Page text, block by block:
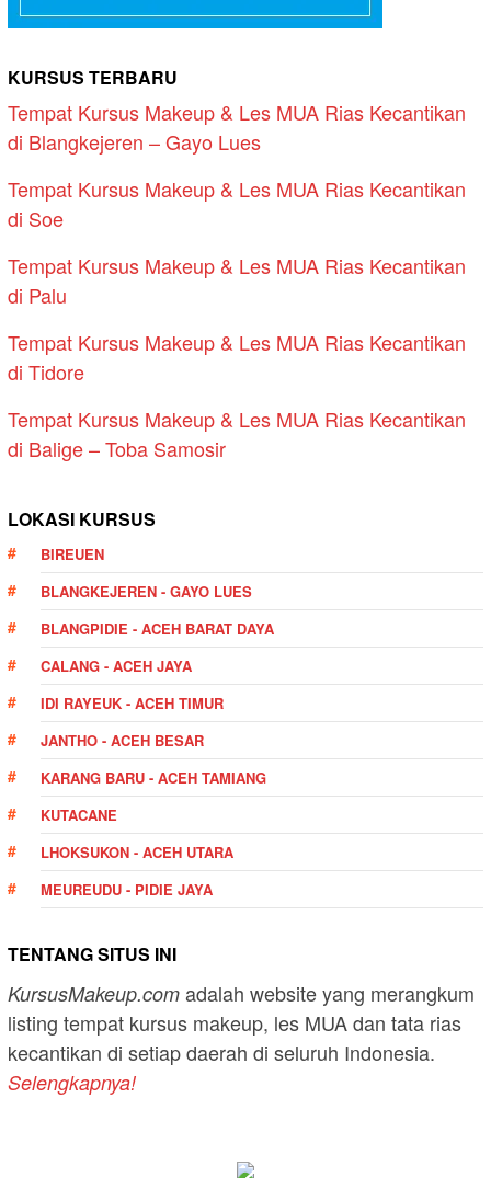
KURSUS TERBARU
Tempat Kursus Makeup & Les MUA Rias Kecantikan
di Blangkejeren – Gayo Lues
Tempat Kursus Makeup & Les MUA Rias Kecantikan
di Soe
Tempat Kursus Makeup & Les MUA Rias Kecantikan
di Palu
Tempat Kursus Makeup & Les MUA Rias Kecantikan
di Tidore
Tempat Kursus Makeup & Les MUA Rias Kecantikan
di Balige – Toba Samosir
LOKASI KURSUS
BIREUEN
BLANGKEJEREN - GAYO LUES
BLANGPIDIE - ACEH BARAT DAYA
CALANG - ACEH JAYA
IDI RAYEUK - ACEH TIMUR
JANTHO - ACEH BESAR
KARANG BARU - ACEH TAMIANG
KUTACANE
LHOKSUKON - ACEH UTARA
MEUREUDU - PIDIE JAYA
TENTANG SITUS INI
KursusMakeup.com adalah website yang merangkum
listing tempat kursus makeup, les MUA dan tata rias
kecantikan di setiap daerah di seluruh Indonesia.
Selengkapnya!